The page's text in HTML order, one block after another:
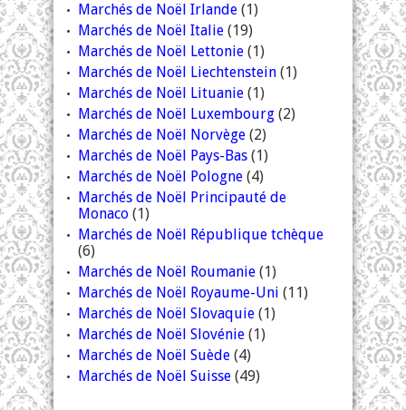
Marchés de Noël Irlande (1)
Marchés de Noël Italie (19)
Marchés de Noël Lettonie (1)
Marchés de Noël Liechtenstein (1)
Marchés de Noël Lituanie (1)
Marchés de Noël Luxembourg (2)
Marchés de Noël Norvège (2)
Marchés de Noël Pays-Bas (1)
Marchés de Noël Pologne (4)
Marchés de Noël Principauté de
Monaco (1)
Marchés de Noël République tchèque
(6)
Marchés de Noël Roumanie (1)
Marchés de Noël Royaume-Uni (11)
Marchés de Noël Slovaquie (1)
Marchés de Noël Slovénie (1)
Marchés de Noël Suède (4)
Marchés de Noël Suisse (49)